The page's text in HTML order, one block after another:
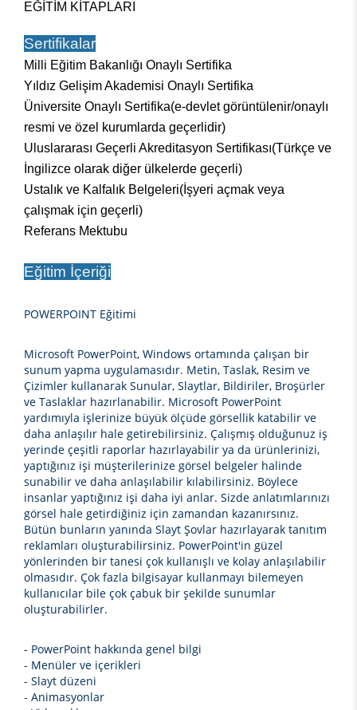
EĞİTİM KİTAPLARI
Sertifikalar
Milli Eğitim Bakanlığı Onaylı Sertifika
Yıldız Gelişim Akademisi Onaylı Sertifika
Üniversite Onaylı Sertifika(e-devlet görüntülenir/onaylı
resmi ve özel kurumlarda geçerlidir)
Uluslararası Geçerli Akreditasyon Sertifikası(Türkçe ve
İngilizce olarak diğer ülkelerde geçerli)
Ustalık ve Kalfalık Belgeleri(İşyeri açmak veya
çalışmak için geçerli)
Referans Mektubu
Eğitim İçeriği
POWERPOINT Eğitimi
Microsoft PowerPoint, Windows ortamında çalışan bir
sunum yapma uygulamasıdır. Metin, Taslak, Resim ve
Çizimler kullanarak Sunular, Slaytlar, Bildiriler, Broşürler
ve Taslaklar hazırlanabilir. Microsoft PowerPoint
yardımıyla işlerinize büyük ölçüde görsellik katabilir ve
daha anlaşılır hale getirebilirsiniz. Çalışmış olduğunuz iş
yerinde çeşitli raporlar hazırlayabilir ya da ürünlerinizi,
yaptığınız işi müşterilerinize görsel belgeler halinde
sunabilir ve daha anlaşılabilir kılabilirsiniz. Böylece
insanlar yaptığınız işi daha iyi anlar. Sizde anlatımlarınızı
görsel hale getirdiğiniz için zamandan kazanırsınız.
Bütün bunların yanında Slayt Şovlar hazırlayarak tanıtım
reklamları oluşturabilirsiniz. PowerPoint'in güzel
yönlerinden bir tanesi çok kullanışlı ve kolay anlaşılabilir
olmasıdır. Çok fazla bilgisayar kullanmayı bilemeyen
kullanıcılar bile çok çabuk bir şekilde sunumlar
oluşturabilirler.
- PowerPoint hakkında genel bilgi
- Menüler ve içerikleri
- Slayt düzeni
- Animasyonlar